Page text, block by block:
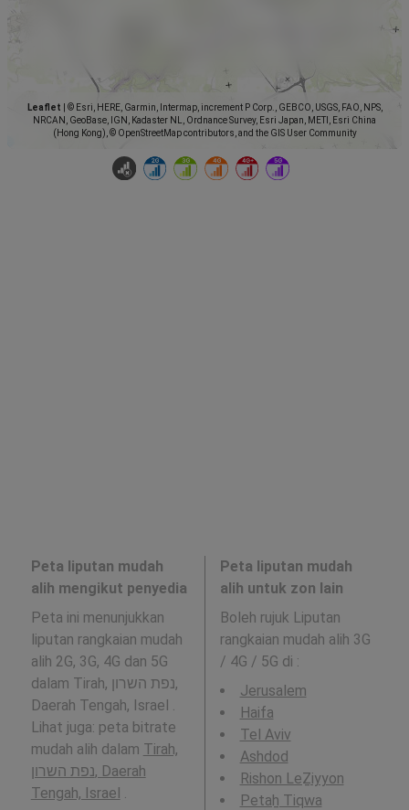
Leaflet
© Esri, HERE, Garmin, Intermap, increment P Corp., GEBCO, USGS, FAO, NPS,
NRCAN, GeoBase, IGN, Kadaster NL, Ordnance Survey, Esri Japan, METI, Esri China
(Hong Kong), © OpenStreetMap contributors, and the GIS User Community
Peta liputan mudah
alih mengikut penyedia
Peta ini menunjukkan
liputan rangkaian mudah
alih 2G, 3G, 4G dan 5G
dalam Tirah, נפת השרון,
Daerah Tengah, Israel .
Lihat juga: peta bitrate
mudah alih dalam Tirah,
נפת השרון, Daerah
Tengah, Israel
Peta liputan mudah
alih untuk zon lain
Boleh rujuk Liputan
rangkaian mudah alih 3G
/ 4G / 5G di :
Jerusalem
Haifa
Tel Aviv
Ashdod
Rishon LeẔiyyon
Petaẖ Tiqwa